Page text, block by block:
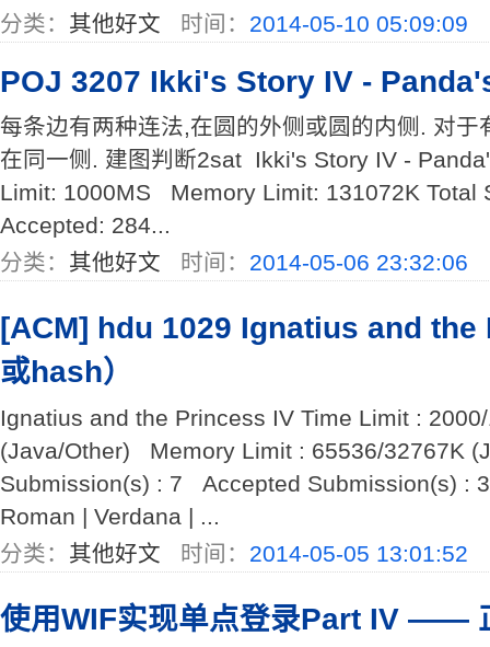
分类： 其他好文 时间： 2014-05-10 05:09:09
POJ 3207 Ikki's Story IV -
每条边有两种连法,在圆的外侧或圆的内侧. 对于
在同一侧. 建图判断2sat Ikki's Story IV -
Limit: 1000MS Memory Limit: 131072K
Accepted: 284...
分类： 其他好文 时间： 2014-05-06 23:32:06
[ACM] hdu 1029 Ignatius and the
或hash）
Ignatius and the Princess IV Time Limit :
(Java/Other) Memory Limit : 65536/32767K
Submission(s) : 7 Accepted Submission(s) :
Roman | Verdana | ...
分类： 其他好文 时间： 2014-05-05 13:01:52
使用WIF实现单点登录Part IV ——